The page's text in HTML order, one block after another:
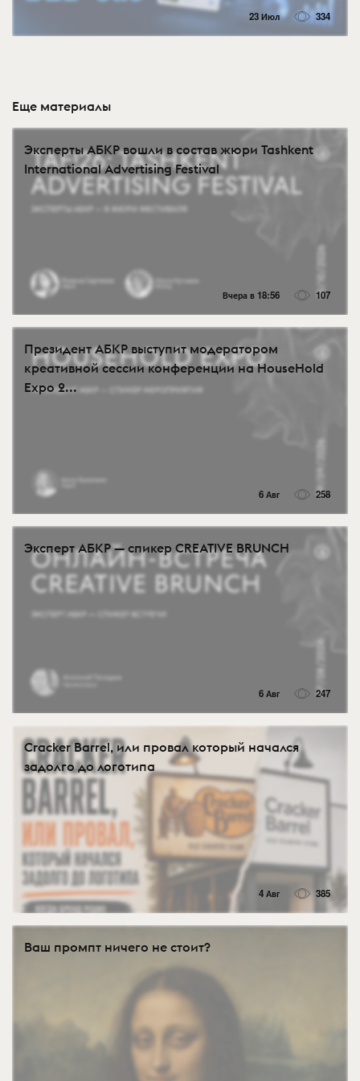
23 Июл 334
Еще материалы
Эксперты АБКР вошли в состав жюри Tashkent
International Advertising Festival
Вчера в 18:56 107
Президент АБКР выступит модератором
креативной сессии конференции на HouseHold
Expo 2...
6 Авг 258
Эксперт АБКР — спикер CREATIVE BRUNCH
6 Авг 247
Cracker Barrel, или провал который начался
задолго до логотипа
4 Авг 385
Ваш промпт ничего не стоит?